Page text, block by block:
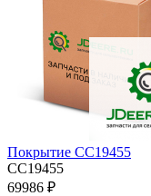
Покрытие CC19455
CC19455
69986 ₽